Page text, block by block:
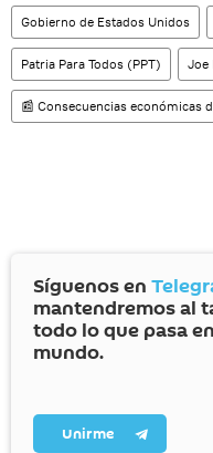
Gobierno de Estados Unidos
Patria Para Todos (PPT) Joe
📰 Consecuencias económicas
Síguenos en
mantendremos al
todo lo que pasa
mundo.
Unirme